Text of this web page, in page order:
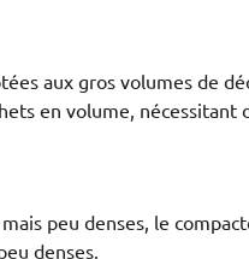
aux gros volumes de
en volume,
peu denses, le
denses.